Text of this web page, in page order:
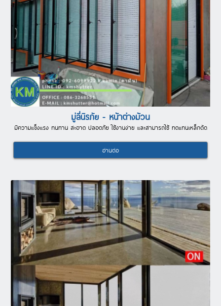
มู่ลี่นิรภัย - หน้าต่างม้วน
มีความแข็งแรง ทนทาน สะอาด ปลอดภัย ใช้งานง่าย และสามารถใช้ ทดแทนเหล็กดัด
อ่านต่อ